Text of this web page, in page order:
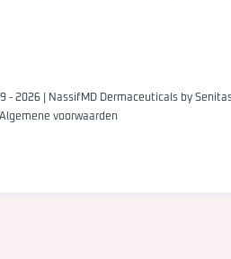
- 2026 | NassifMD Dermaceuticals by
Algemene voorwaarden